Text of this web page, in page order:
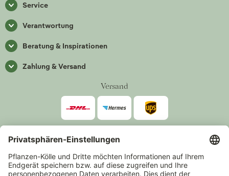
Service
Verantwortung
Beratung & Inspirationen
Zahlung & Versand
Versand
Zahlarten